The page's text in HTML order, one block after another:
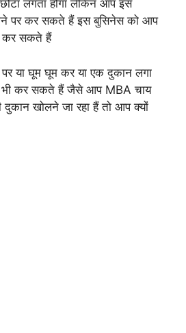
लगता होगा लेकिन आप इस
पर कर सकते हैं इस बुसिनेस को आप
कर सकते हैं
या घूम घूम कर या एक दुकान लगा
भी कर सकते हैं जैसे आप MBA चाय
दुकान खोलने जा रहा हैं तो आप क्यों